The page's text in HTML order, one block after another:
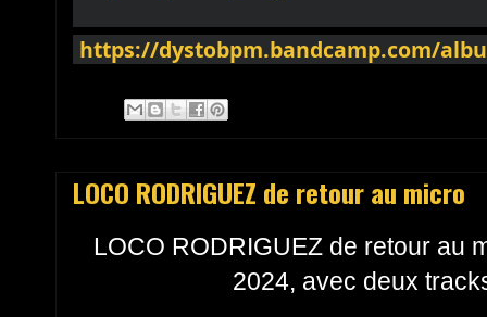
https://dystobpm.bandcamp.com/
LOCO RODRIGUEZ de retour au micro
LOCO RODRIGUEZ de retour au
2024, avec deux